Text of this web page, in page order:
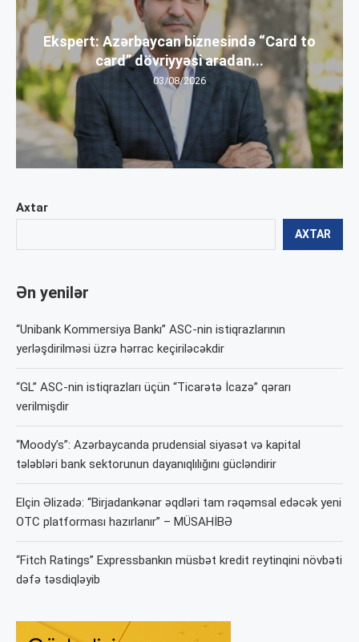
Axtar
AXTAR
Ən yenilər
“Unibank Kommersiya Bankı” ASC-nin istiqrazlarının
yerləşdirilməsi üzrə hərrac keçiriləcəkdir
“GL” ASC-nin istiqrazları üçün “Ticarətə İcazə” qərarı
verilmişdir
“Moody’s”: Azərbaycanda prudensial siyasət və kapital
tələbləri bank sektorunun dayanıqlılığını gücləndirir
Elçin Əlizadə: “Birjadankənar əqdləri tam rəqəmsal edəcək yeni
OTC platforması hazırlanır” – MÜSAHİBƏ
“Fitch Ratings” Expressbankın müsbət kredit reytinqini növbəti
dəfə təsdiqləyib
Ekspert: Azərbaycan biznesində “Card to
card” dövriyyəsi aradan...
03/08/2026